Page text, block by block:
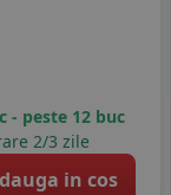
- peste 12 buc
2/3 zile
in cos